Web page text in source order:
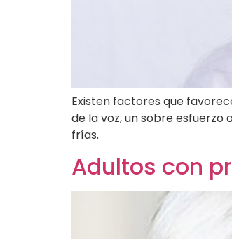
Existen factores que
de la voz, un sobre
frías.
Adultos con